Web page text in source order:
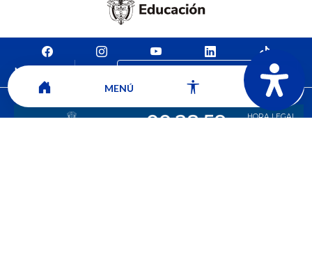
Mapa del sitio Ver ubicación y horarios de atención
MENÚ